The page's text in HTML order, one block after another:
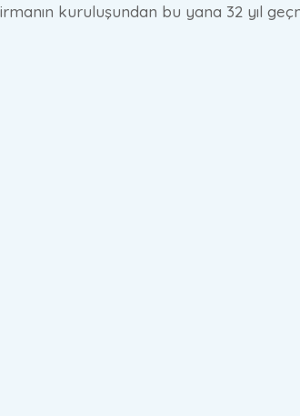
kuruluşundan bu yana 32 yıl